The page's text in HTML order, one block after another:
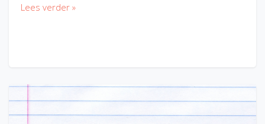
Lees verder »